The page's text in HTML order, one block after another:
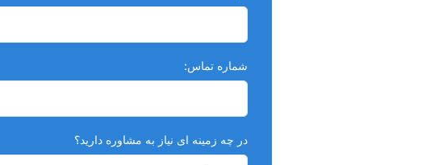
شماره تماس:
در چه زمینه ای نیاز به مشاوره دارید؟